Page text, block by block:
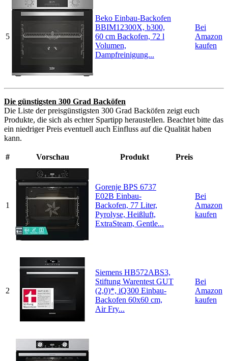
5
Beko Einbau-Backofen
BBIM12300X, b300,
60 cm Backofen, 72 l
Volumen,
Dampfreinigung...
Bei
Amazon
kaufen
Die günstigsten 300 Grad Backöfen
Die Liste der preisgünstigsten 300 Grad Backöfen zeigt euch
Produkte, die sich als echter Spartipp heraustellen. Beachtet bitte das
ein niedriger Preis eventuell auch Einfluss auf die Qualität haben
kann.
# Vorschau Produkt Preis
1
Gorenje BPS 6737
E02B Einbau-
Backofen, 77 Liter,
Pyrolyse, Heißluft,
ExtraSteam, Gentle...
Bei
Amazon
kaufen
2
Siemens HB572ABS3,
Stiftung Warentest GUT
(2,0)*, iQ300 Einbau-
Backofen 60x60 cm,
Air Fry...
Bei
Amazon
kaufen